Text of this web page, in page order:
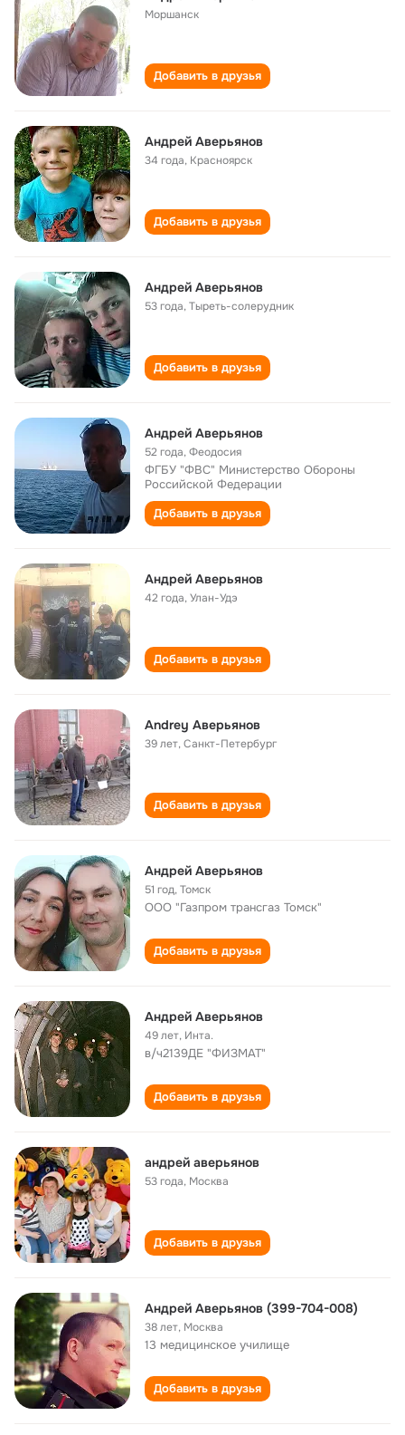
Моршанск
Добавить в друзья
Андрей Аверьянов
34 года, Красноярск
Добавить в друзья
Андрей Аверьянов
53 года,Тыреть-солерудник
Добавить в друзья
Андрей Аверьянов
52 года,Феодосия
ФГБУ "ФВС" Министерство Обороны
Российской Федерации
Добавить в друзья
Андрей Аверьянов
42 года,Улан-Удэ
Добавить в друзья
Andrey Аверьянов
39 лет,Санкт-Петербург
Добавить в друзья
Андрей Аверьянов
51 год,Томск
ООО "Газпром трансгаз Томск"
Добавить в друзья
Андрей Аверьянов
49 лет, Инта.
в/ч2139ДЕ "ФИЗМАТ"
Добавить в друзья
андрей аверьянов
53 года, Москва
Добавить в друзья
Андрей Аверьянов (399-704-008)
38 лет, Москва
13 медицинское училище
Добавить в друзья